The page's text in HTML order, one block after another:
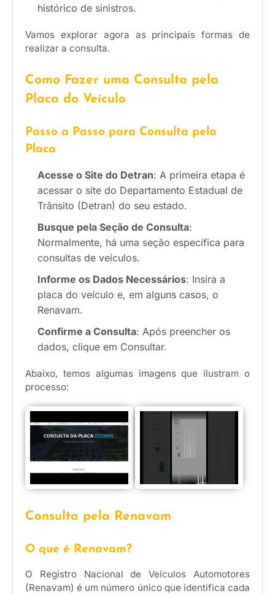
histórico de sinistros.
Vamos explorar agora as principais formas de
realizar a consulta.
Como Fazer uma Consulta pela
Placa do Veículo
Passo a Passo para Consulta pela
Placa
Acesse o Site do Detran: A primeira etapa é
acessar o site do Departamento Estadual de
Trânsito (Detran) do seu estado.
Busque pela Seção de Consulta:
Normalmente, há uma seção específica para
consultas de veículos.
Informe os Dados Necessários: Insira a
placa do veículo e, em alguns casos, o
Renavam.
Confirme a Consulta: Após preencher os
dados, clique em Consultar.
Abaixo, temos algumas imagens que ilustram o
processo:
Consulta pela Renavam
O que é Renavam?
O Registro Nacional de Veículos Automotores
(Renavam) é um número único que identifica cada